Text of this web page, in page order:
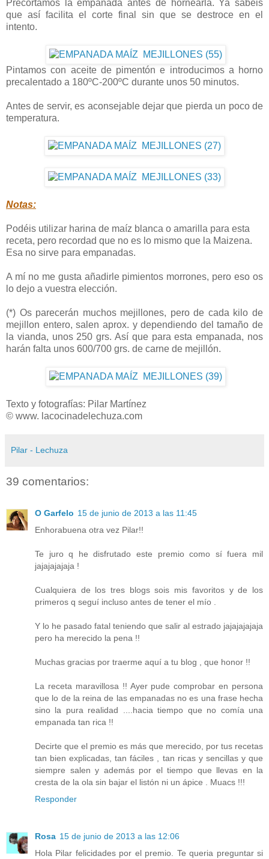
Precortamos la empanada antes de hornearla. Ya sabéis
que así facilita el corte final sin que se destroce en el
intento.
Pintamos con aceite de pimentón e introducimos a horno
precalentado a 180ºC-200ºC durante unos 50 minutos.
Antes de servir, es aconsejable dejar que pierda un poco de
temperatura.
Notas:
Podéis utilizar harina de maíz blanca o amarilla para esta
receta, pero recordad que no es lo mismo que la Maizena.
Esa no sirve para empanadas.
A mí no me gusta añadirle pimientos morrones, pero eso os
lo dejo a vuestra elección.
(*) Os parecerán muchos mejillones, pero de cada kilo de
mejillon entero, salen aprox. y dependiendo del tamaño de
la vianda, unos 250 grs. Así que para esta empanada, nos
harán falta unos 600/700 grs. de carne de mejillón.
Texto y fotografías: Pilar Martínez
© www. lacocinadelechuza.com
Pilar - Lechuza
39 comentarios:
O Garfelo 15 de junio de 2013 a las 11:45
Enhorabuena otra vez Pilar!!
Te juro q he disfrutado este premio como sí fuera mil
jajajajajaja !
Cualquiera de los tres blogs sois mis favoritos y de los
primeros q seguí incluso antes de tener el mío .
Y lo he pasado fatal teniendo que salir al estrado jajajajajaja
pero ha merecido la pena !!
Muchas gracias por traerme aquí a tu blog , que honor !!
La receta maravillosa !! Ayer pude comprobar en persona
que lo de la reina de las empanadas no es una frase hecha
sino la pura realidad ....hacia tiempo que no comía una
empanada tan rica !!
Decirte que el premio es más que merecido, por tus recetas
tan bien explicadas, tan fáciles , tan ricas y sencillas y que
siempre salen y además por el tiempo que llevas en la
cresta de la ola sin bajar el listón ni un ápice . Muacs !!!
Responder
Rosa 15 de junio de 2013 a las 12:06
Hola Pilar felicidades por el premio. Te queria preguntar si